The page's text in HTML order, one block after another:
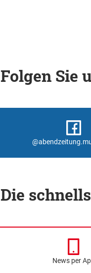
Folgen Sie
Die
News per